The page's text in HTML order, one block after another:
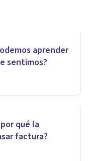
aprender
sentimos?
qué la
factura?